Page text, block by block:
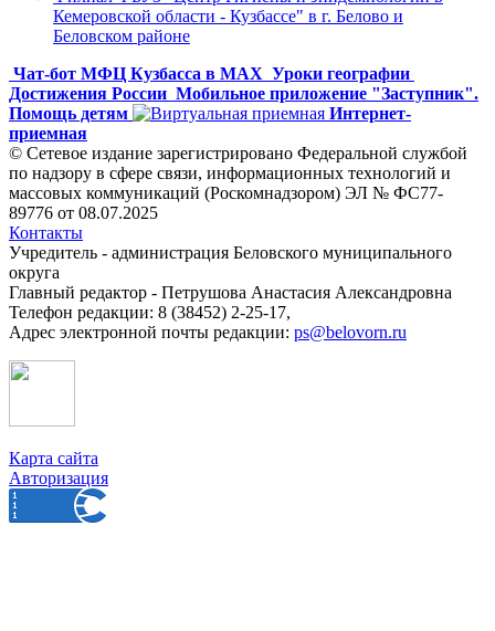
Кемеровской области - Кузбассе" в г. Белово и
Беловском районе
Чат-бот МФЦ Кузбасса в MAX Уроки географии
Достижения России Мобильное приложение "Заступник".
Помощь детям
Интернет-
приемная
© Сетевое издание зарегистрировано Федеральной службой
по надзору в сфере связи, информационных технологий и
массовых коммуникаций (Роскомнадзором) ЭЛ № ФС77-
89776 от 08.07.2025
Контакты
Учредитель - администрация Беловского муниципального
округа
Главный редактор - Петрушова Анастасия Александровна
Телефон редакции: 8 (38452) 2-25-17,
Адрес электронной почты редакции: ps@belovorn.ru
Карта сайта
Авторизация